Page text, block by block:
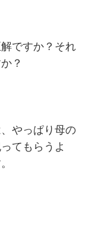
ですか？それ
？
やっぱり母の
てもらうよ